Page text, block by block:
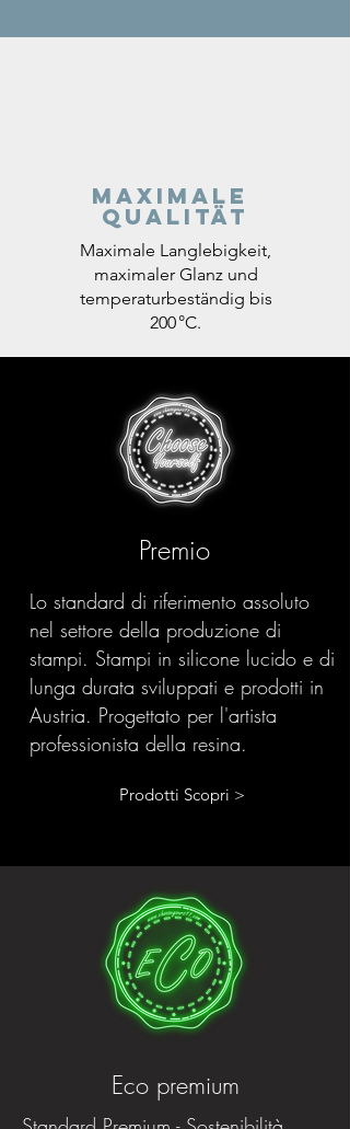
Maximale
Qualität
Maximale Langlebigkeit,
maximaler Glanz und
temperaturbeständig bis
200 °C.
Premio
Lo standard di riferimento assoluto
nel settore della produzione di
stampi. Stampi in silicone lucido e di
lunga durata sviluppati e prodotti in
Austria. Progettato per l'artista
professionista della resina.
Prodotti Scopri >
Eco premium